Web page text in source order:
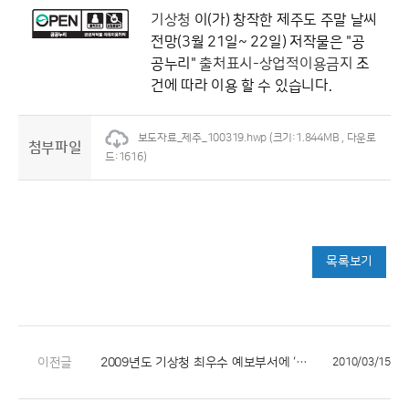
기상청 이(가) 창작한 제주도 주말 날씨
전망(3월 21일~ 22일) 저작물은 "공
공누리"출처표시-상업적이용금지조
건에 따라 이용 할 수 있습니다.
첨부파일
보도자료_제주_100319.hwp (크기:1.844MB , 다운로
드:1616)
목록보기
이전글 2009년도 기상청 최우수 예보부서에 ‘제주지방기상청’ 선정 2010/03/15